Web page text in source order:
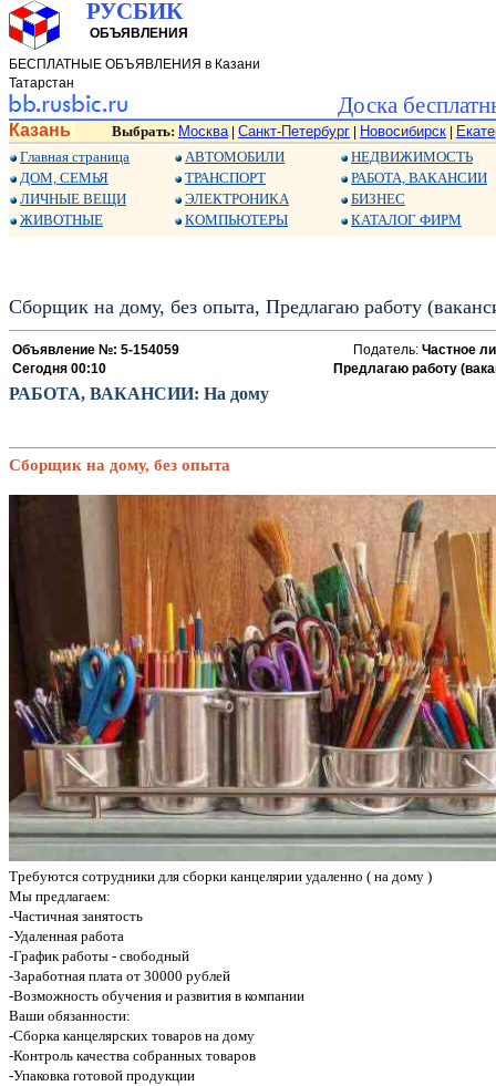
РУСБИК
ОБЪЯВЛЕНИЯ
БЕСПЛАТНЫЕ ОБЪЯВЛЕНИЯ в Казани
Татарстан
Доска
Казань Выбрать: Москва| Санкт-Петербург Новосибирск
Главная страница
ДОМ, СЕМЬЯ
ЛИЧНЫЕ ВЕЩИ
ЖИВОТНЫЕ
АВТОМОБИЛИ
ТРАНСПОРТ
ЭЛЕКТРОНИКА
КОМПЬЮТЕРЫ
НЕДВИЖИМОСТЬ
РАБОТА, ВАКАНСИИ
БИЗНЕС
КАТАЛОГ ФИРМ
Сборщик на дому, без опыта, Предлагаю работу
Объявление №: 5-154059
Сегодня 00:10
Податель: Частное
Предлагаю работу
РАБОТА, ВАКАНСИИ: На дому
Сборщик на дому, без опыта
Требуются сотрудники для сборки канцелярии удаленно ( на дому )
Мы предлагаем:
-Частичная занятость
-Удаленная работа
-График работы - свободный
-Заработная плата от 30000 рублей
-Возможность обучения и развития в компании
Ваши обязанности:
-Сборка канцелярских товаров на дому
-Контроль качества собранных товаров
-Упаковка готовой продукции